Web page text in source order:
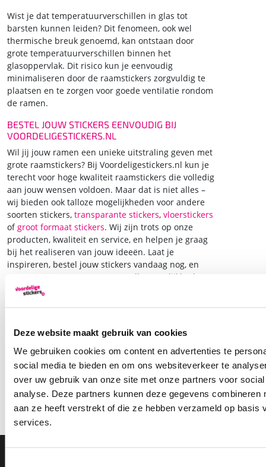
Deze website maakt gebruik van cookies
We gebruiken cookies om content en advertenties te
social media te bieden en om ons websiteverkeer te
over uw gebruik van onze site met onze partners voor
analyse. Deze partners kunnen deze gegevens combineren
aan ze heeft verstrekt of die ze hebben verzameld op basis
services.
Wist je dat temperatuurverschillen in glas tot
barsten kunnen leiden? Dit fenomeen, ook wel
thermische breuk genoemd, kan ontstaan door
grote temperatuurverschillen binnen het
glasoppervlak. Dit risico kun je eenvoudig
minimaliseren door de raamstickers zorgvuldig te
plaatsen en te zorgen voor goede ventilatie rondom
de ramen.
BESTEL JOUW STICKERS EENVOUDIG BIJ
VOORDELIGESTICKERS.NL
Wil jij jouw ramen een unieke uitstraling geven met
grote raamstickers? Bij Voordeligestickers.nl kun je
terecht voor hoge kwaliteit raamstickers die volledig
aan jouw wensen voldoen. Maar dat is niet alles –
wij bieden ook talloze mogelijkheden voor andere
soorten stickers, transparante stickers, vloerstickers
ofgroot formaat stickers. Wij zijn trots op onze
producten, kwaliteit en service, en helpen je graag
bij het realiseren van jouw ideeën. Laat je
inspireren, bestel jouw stickers vandaag nog, en
met ons op voor alle mogelijkheden!